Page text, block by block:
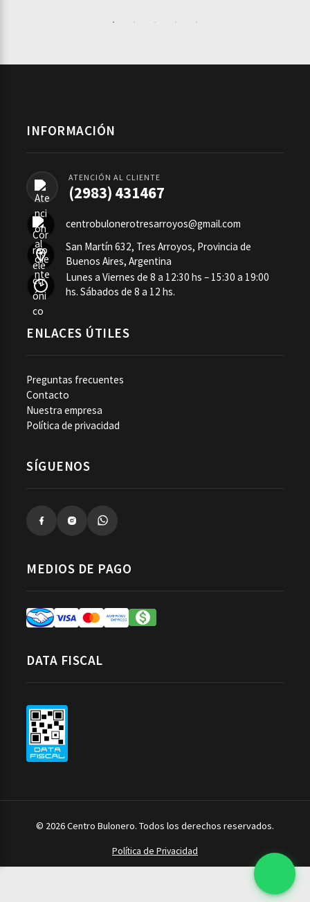
INFORMACIÓN
ATENCIÓN AL CLIENTE
(2983) 431467
centrobulonerotresarroyos@gmail.com
San Martín 632, Tres Arroyos, Provincia de
Buenos Aires, Argentina
Lunes a Viernes de 8 a 12:30 hs – 15:30 a 19:00
hs. Sábados de 8 a 12 hs.
ENLACES ÚTILES
Preguntas frecuentes
Contacto
Nuestra empresa
Política de privacidad
SÍGUENOS
MEDIOS DE PAGO
DATA FISCAL
© 2026 Centro Bulonero. Todos los derechos reservados.
Política de Privacidad